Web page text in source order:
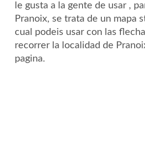
le gusta a la gente de usar ,
Pranoix, se trata de un mapa
cual podeis usar con las
recorrer la localidad de
pagina.